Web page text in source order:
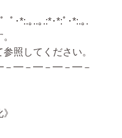
･*:.｡..｡.:*･*:ﾟ･*:.｡.
照してください。
━－━－━－━－